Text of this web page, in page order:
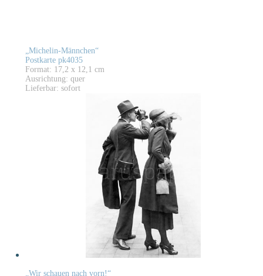
„Michelin-Männchen“
Postkarte pk4035
Format: 17,2 x 12,1 cm
Ausrichtung: quer
Lieferbar: sofort
„Wir schauen nach vorn!“